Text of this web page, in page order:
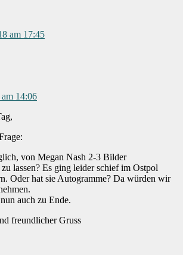
am 17:45
14:06
von Megan Nash 2-3 Bilder
lassen? Es ging leider schief im Ostpol
Oder hat sie Autogramme? Da würden wir
auch zu Ende.
freundlicher Gruss